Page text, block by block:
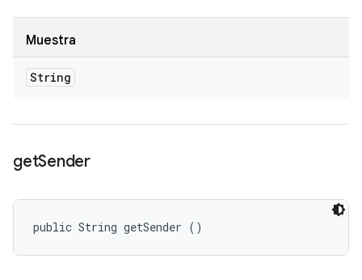
Muestra
String
getSender
public String getSender ()